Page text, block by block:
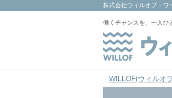
株式会社ウィルオブ・ワ
働くチャンスを、一人ひ
WILLOF(ウィルオ